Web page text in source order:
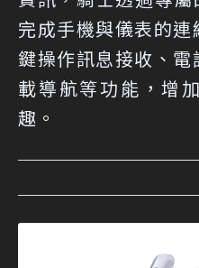
完成手機與儀表的
鍵操作訊息接收、
載導航等功能，增
趣。